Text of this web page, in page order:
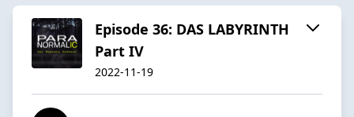
Episode 36: DAS LABYRINTH
Part IV
2022-11-19